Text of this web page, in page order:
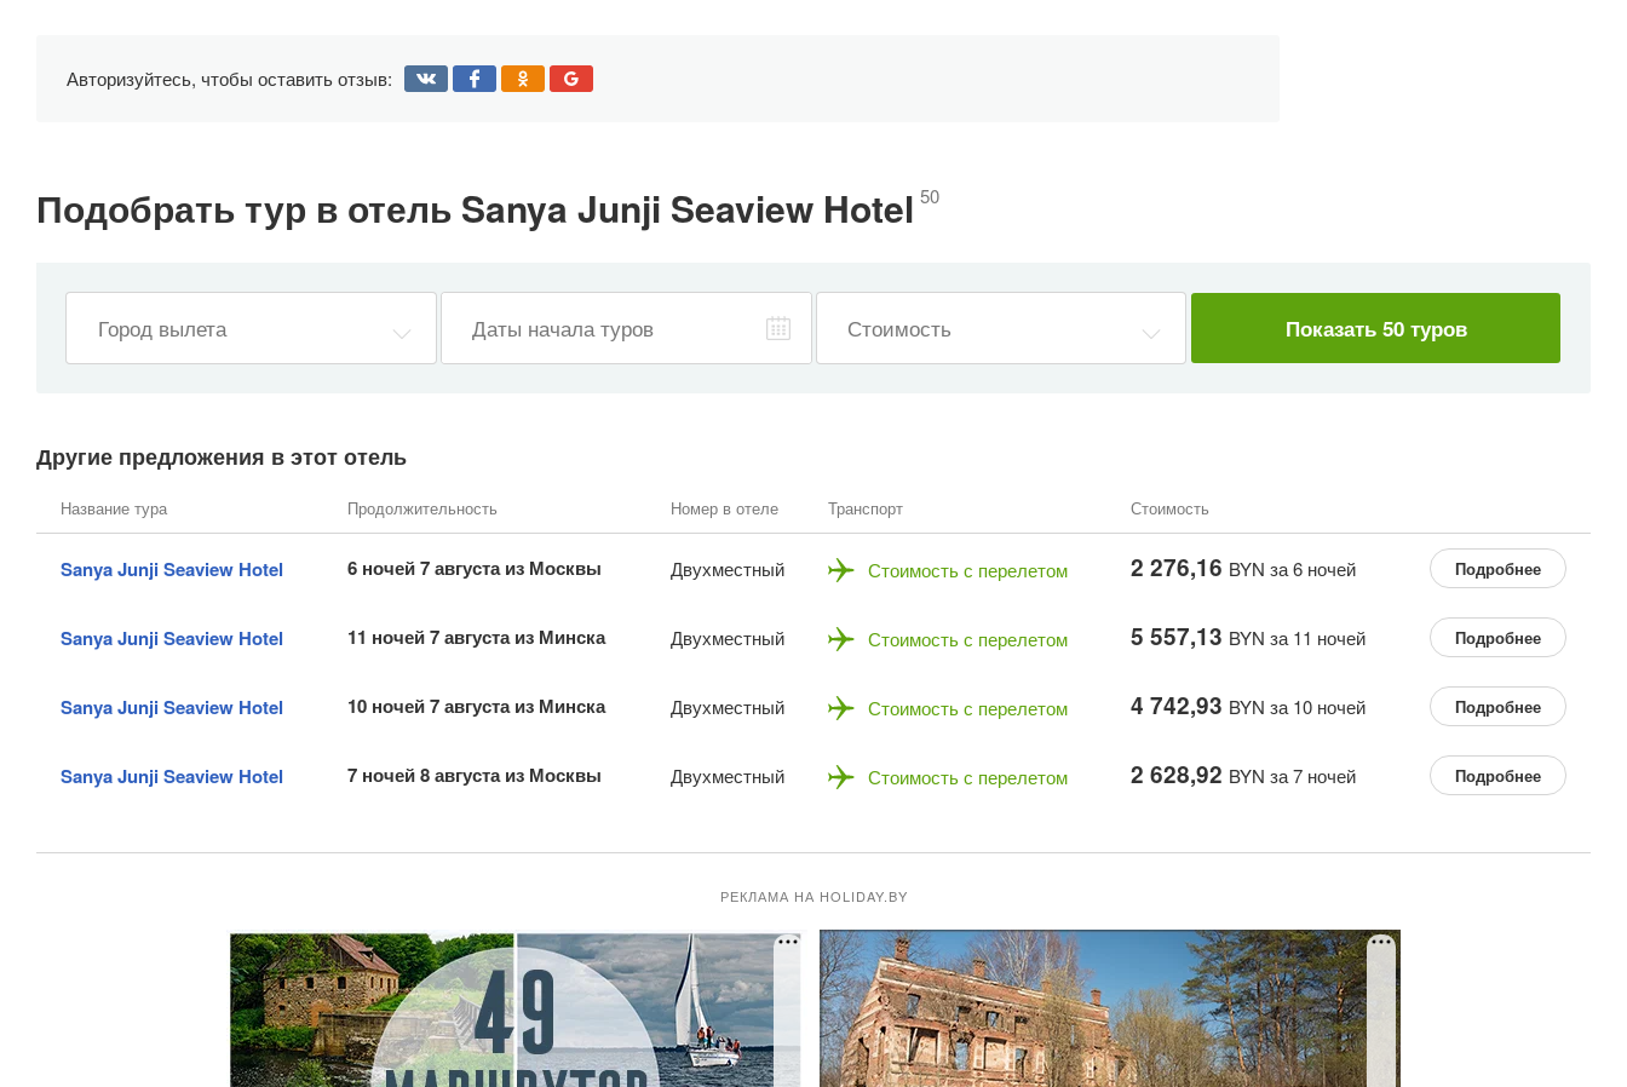
Авторизуйтесь, чтобы оставить отзыв:
Подобрать тур в отель Sanya Junji Seaview Hotel 50
—
Даты начала туров Стоимость Показать 50 туров
Другие предложения в этот отель
Название тура Продолжительность Номер в отеле Транспорт Стоимость
Sanya Junji Seaview Hotel 6 ночей 7 августа из Москвы Двухместный Стоимость с перелетом 2 276,16 BYN за 6 ночей Подробнее
Sanya Junji Seaview Hotel 11 ночей 7 августа из Минска Двухместный Стоимость с перелетом 5 557,13 BYN за 11 ночей Подробнее
Sanya Junji Seaview Hotel 10 ночей 7 августа из Минска Двухместный Стоимость с перелетом 4 742,93 BYN за 10 ночей Подробнее
Sanya Junji Seaview Hotel 7 ночей 8 августа из Москвы Двухместный Стоимость с перелетом 2 628,92 BYN за 7 ночей Подробнее
РЕКЛАМА НА HOLIDAY.BY